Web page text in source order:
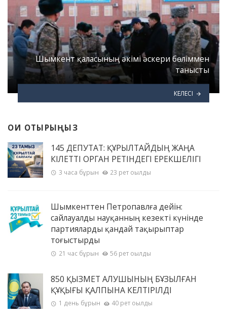
Шымкент қаласының әкімі әскери бөліммен
танысты
КЕЛЕСІ
ОҚИ ОТЫРЫҢЫЗ
145 ДЕПУТАТ: ҚҰРЫЛТАЙДЫҢ ЖАҢА
ӨКІЛЕТТІ ОРГАН РЕТІНДЕГІ ЕРЕКШЕЛІГІ
3 часа бұрын 23 рет оқылды
Шымкенттен Петропавлға дейін:
сайлауалды науқанның кезекті күнінде
партияларды қандай тақырыптар
тоғыстырды
21 час бұрын 56 рет оқылды
850 ҚЫЗМЕТ АЛУШЫНЫҢ БҰЗЫЛҒАН
ҚҰҚЫҒЫ ҚАЛПЫНА КЕЛТІРІЛДІ
1 день бұрын 40 рет оқылды